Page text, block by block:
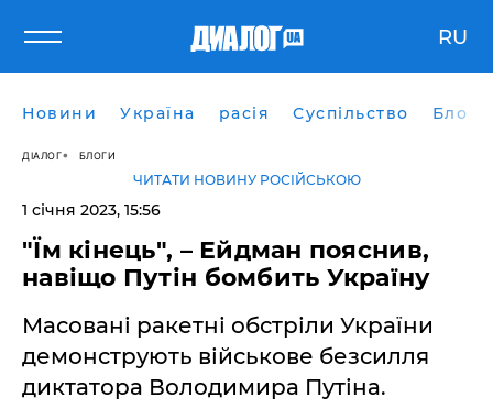
RU
Новини Україна расія Суспільство Блоги
ДІАЛОГ БЛОГИ
ЧИТАТИ НОВИНУ РОСІЙСЬКОЮ
1 січня 2023, 15:56
"Їм кінець", – Ейдман пояснив,
навіщо Путін бомбить Україну
Масовані ракетні обстріли України
демонструють військове безсилля
диктатора Володимира Путіна.